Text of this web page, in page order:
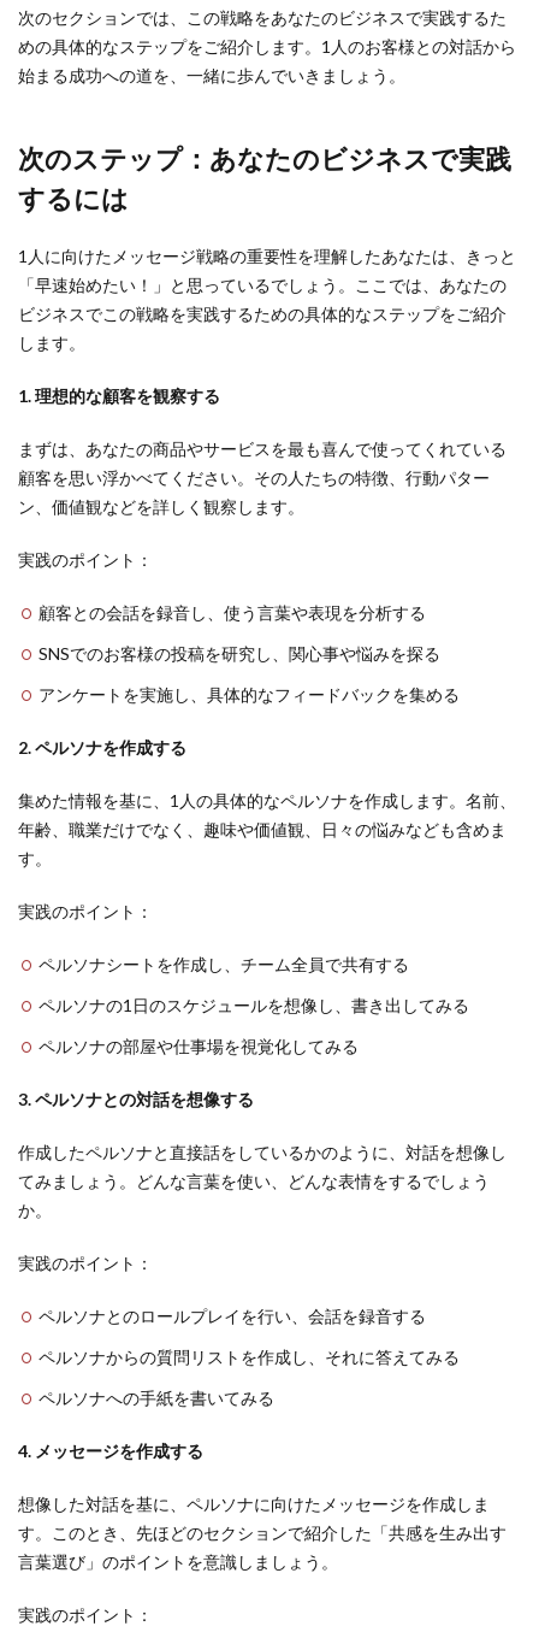
次のセクションでは、この戦略をあなたのビジネスで実践するた
めの具体的なステップをご紹介します。1人のお客様との対話から
始まる成功への道を、一緒に歩んでいきましょう。
次のステップ：あなたのビジネスで実践
するには
1人に向けたメッセージ戦略の重要性を理解したあなたは、きっと
「早速始めたい！」と思っているでしょう。ここでは、あなたの
ビジネスでこの戦略を実践するための具体的なステップをご紹介
します。
1. 理想的な顧客を観察する
まずは、あなたの商品やサービスを最も喜んで使ってくれている
顧客を思い浮かべてください。その人たちの特徴、行動パター
ン、価値観などを詳しく観察します。
実践のポイント：
顧客との会話を録音し、使う言葉や表現を分析する
SNSでのお客様の投稿を研究し、関心事や悩みを探る
アンケートを実施し、具体的なフィードバックを集める
2. ペルソナを作成する
集めた情報を基に、1人の具体的なペルソナを作成します。名前、
年齢、職業だけでなく、趣味や価値観、日々の悩みなども含めま
す。
実践のポイント：
ペルソナシートを作成し、チーム全員で共有する
ペルソナの1日のスケジュールを想像し、書き出してみる
ペルソナの部屋や仕事場を視覚化してみる
3. ペルソナとの対話を想像する
作成したペルソナと直接話をしているかのように、対話を想像し
てみましょう。どんな言葉を使い、どんな表情をするでしょう
か。
実践のポイント：
ペルソナとのロールプレイを行い、会話を録音する
ペルソナからの質問リストを作成し、それに答えてみる
ペルソナへの手紙を書いてみる
4. メッセージを作成する
想像した対話を基に、ペルソナに向けたメッセージを作成しま
す。このとき、先ほどのセクションで紹介した「共感を生み出す
言葉選び」のポイントを意識しましょう。
実践のポイント：